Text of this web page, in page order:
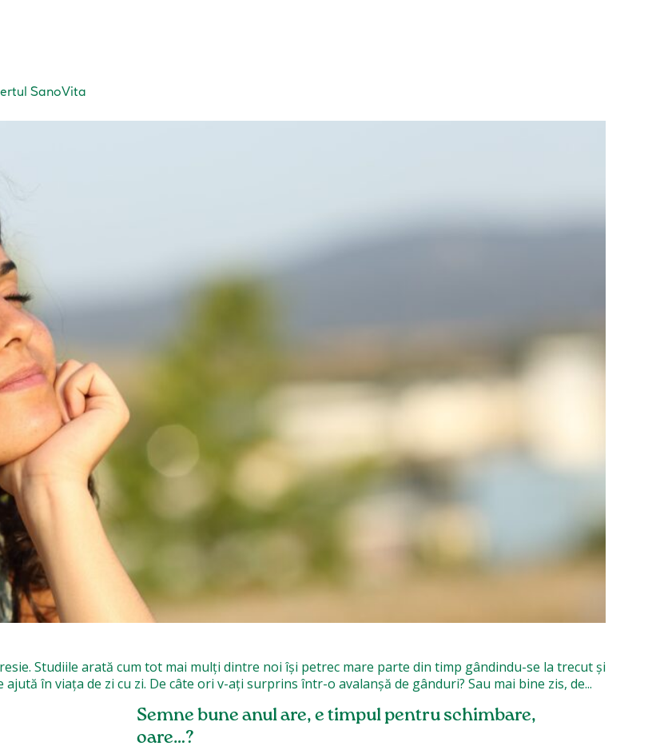
SanoVita
Studiile arată cum tot mai mulți dintre noi își petrec mare parte din timp gândindu-se la trecut și
în viața de zi cu zi. De câte ori v-ați surprins într-o avalanșă de gânduri? Sau mai bine zis, de...
Semne bune anul are, e timpul pentru schimbare,
oare…?